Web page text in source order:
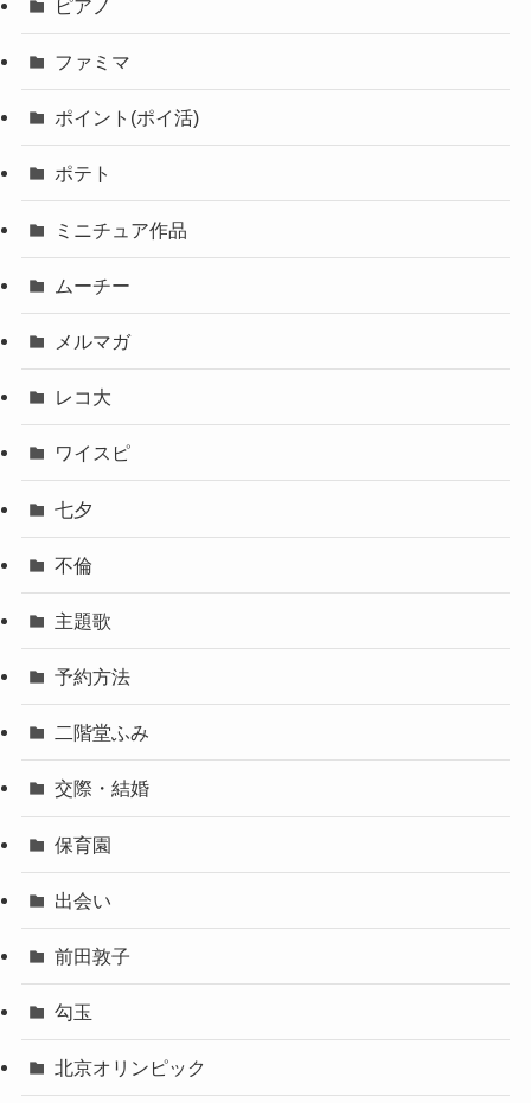
ピアノ
ファミマ
ポイント(ポイ活)
ポテト
ミニチュア作品
ムーチー
メルマガ
レコ大
ワイスピ
七夕
不倫
主題歌
予約方法
二階堂ふみ
交際・結婚
保育園
出会い
前田敦子
勾玉
北京オリンピック